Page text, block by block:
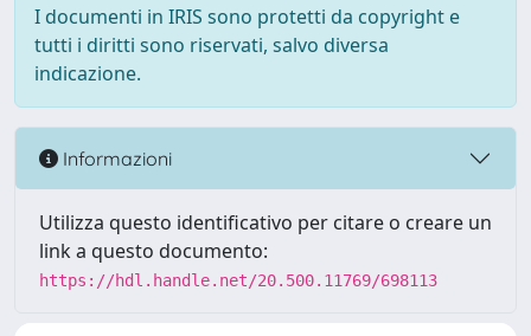
I documenti in IRIS sono protetti da copyright e
tutti i diritti sono riservati, salvo diversa
indicazione.
Informazioni
Utilizza questo identificativo per citare o creare un
link a questo documento:
https://hdl.handle.net/20.500.11769/698113